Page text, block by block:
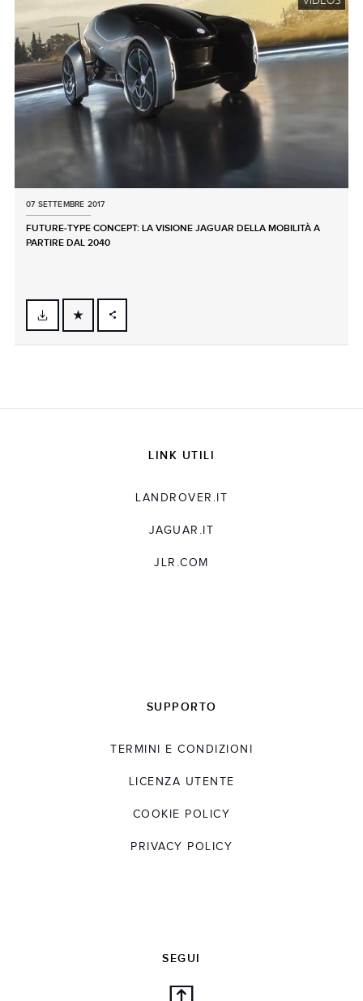
07 SETTEMBRE 2017
FUTURE‑TYPE CONCEPT: LA VISIONE JAGUAR DELLA MOBILITÀ A
PARTIRE DAL 2040
FACEBOOK
LINK UTILI
LANDROVER.IT
JAGUAR.IT
JLR.COM
SUPPORTO
TERMINI E CONDIZIONI
LICENZA UTENTE
COOKIE POLICY
PRIVACY POLICY
SEGUI